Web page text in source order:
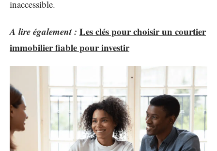
inaccessible.
A lire également : Les clés pour choisir un courtier
immobilier fiable pour investir